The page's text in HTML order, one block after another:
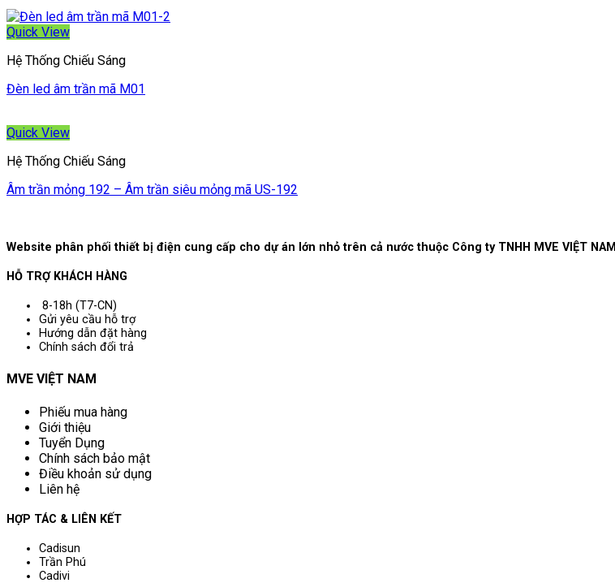
Quick View
Hệ Thống Chiếu Sáng
Đèn led âm trần mã M01
Quick View
Hệ Thống Chiếu Sáng
Âm trần mỏng 192 – Âm trần siêu mỏng mã US-192
Website phân phối thiết bị điện cung cấp cho dự án lớn nhỏ trên cả nước thuộc Công ty TNHH MVE VIỆT NAM
HỖ TRỢ KHÁCH HÀNG
8-18h (T7-CN)
Gửi yêu cầu hỗ trợ
Hướng dẫn đặt hàng
Chính sách đổi trả
MVE VIỆT NAM
Phiếu mua hàng
Giới thiệu
Tuyển Dụng
Chính sách bảo mật
Điều khoản sử dụng
Liên hệ
HỢP TÁC & LIÊN KẾT
Cadisun
Trần Phú
Cadivi